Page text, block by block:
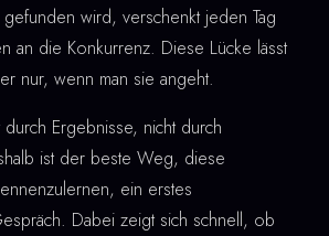
wird, verschenkt jeden Tag
an die Konkurrenz. Diese Lücke lässt
nur, wenn man sie angeht.
Ergebnisse, nicht durch
ist der beste Weg, diese
ein erstes
Dabei zeigt sich schnell, ob